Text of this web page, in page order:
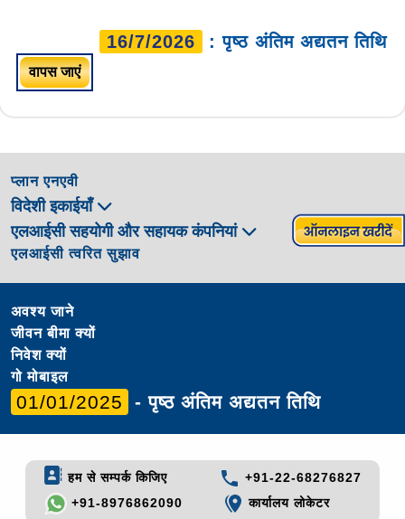
16/7/2026 : पृष्ठ अंतिम अद्यतन तिथि
वापस जाएं
प्लान एनएवी
विदेशी इकाईयाँ
एलआईसी सहयोगी और सहायक कंपनियां
एलआईसी त्वरित सुझाव
अवश्य जाने
जीवन बीमा क्यों
निवेश क्यों
गो मोबाइल
01/01/2025 - पृष्ठ अंतिम अद्यतन तिथि
हम से सम्पर्क किजिए
+91-22-68276827
+91-8976862090
कार्यालय लोकेटर